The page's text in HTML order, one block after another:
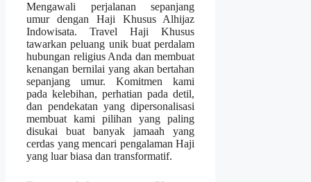
Mengawali perjalanan sepanjang
umur dengan Haji Khusus Alhijaz
Indowisata. Travel Haji Khusus
tawarkan peluang unik buat perdalam
hubungan religius Anda dan membuat
kenangan bernilai yang akan bertahan
sepanjang umur. Komitmen kami
pada kelebihan, perhatian pada detil,
dan pendekatan yang dipersonalisasi
membuat kami pilihan yang paling
disukai buat banyak jamaah yang
cerdas yang mencari pengalaman Haji
yang luar biasa dan transformatif.